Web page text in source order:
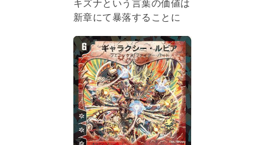
キズナという言葉の価値は
新章にて暴落することに